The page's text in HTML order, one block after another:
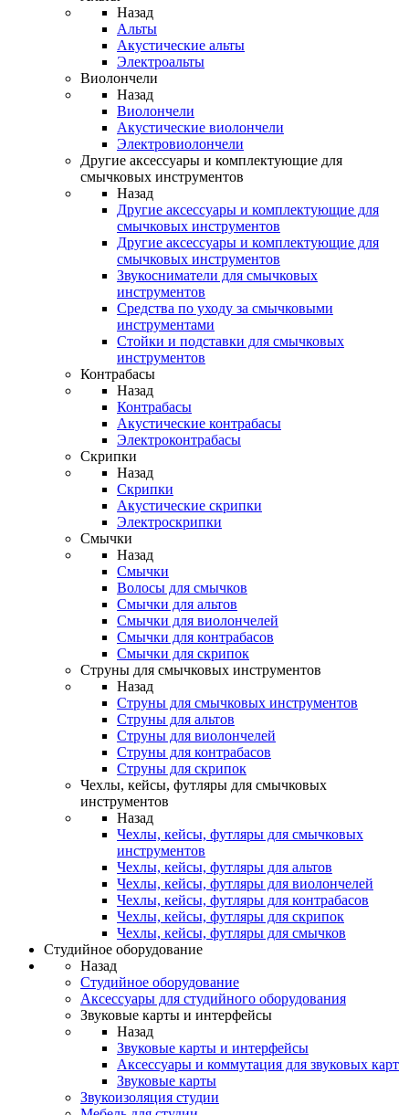
Назад
Альты
Акустические альты
Электроальты
Виолончели
Назад
Виолончели
Акустические виолончели
Электровиолончели
Другие аксессуары и комплектующие для
смычковых инструментов
Назад
Другие аксессуары и комплектующие для
смычковых инструментов
Другие аксессуары и комплектующие для
смычковых инструментов
Звукосниматели для смычковых
инструментов
Средства по уходу за смычковыми
инструментами
Стойки и подставки для смычковых
инструментов
Контрабасы
Назад
Контрабасы
Акустические контрабасы
Электроконтрабасы
Скрипки
Назад
Скрипки
Акустические скрипки
Электроскрипки
Смычки
Назад
Смычки
Волосы для смычков
Смычки для альтов
Смычки для виолончелей
Смычки для контрабасов
Смычки для скрипок
Струны для смычковых инструментов
Назад
Струны для смычковых инструментов
Струны для альтов
Струны для виолончелей
Струны для контрабасов
Струны для скрипок
Чехлы, кейсы, футляры для смычковых
инструментов
Назад
Чехлы, кейсы, футляры для смычковых
инструментов
Чехлы, кейсы, футляры для альтов
Чехлы, кейсы, футляры для виолончелей
Чехлы, кейсы, футляры для контрабасов
Чехлы, кейсы, футляры для скрипок
Чехлы, кейсы, футляры для смычков
Студийное оборудование
Назад
Студийное оборудование
Аксессуары для студийного оборудования
Звуковые карты и интерфейсы
Назад
Звуковые карты и интерфейсы
Аксессуары и коммутация для звуковых карт
Звуковые карты
Звукоизоляция студии